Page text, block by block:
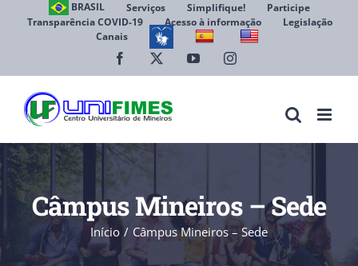
BRASIL Serviços Simplifique!
Participe
Transparência COVID-19
Acesso à informação
Legislação
Canais
Facebook YouTubeInstagram
Câmpus Mineiros – Sede
Início Câmpus Mineiros – Sede